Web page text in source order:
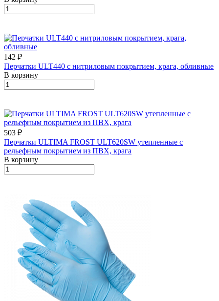
142 ₽
Перчатки ULT440 с нитриловым покрытием, крага, обливные
В корзину
503 ₽
Перчатки ULTIMA FROST ULT620SW утепленные с
рельефным покрытием из ПВХ, крага
В корзину